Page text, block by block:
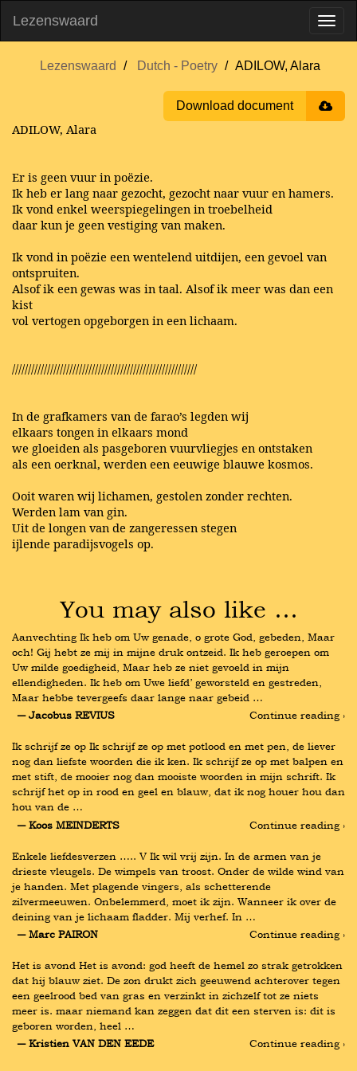
Lezenswaard
Lezenswaard Dutch - Poetry ADILOW, Alara
Download document
ADILOW, Alara
Er is geen vuur in poëzie.
Ik heb er lang naar gezocht, gezocht naar vuur en hamers.
Ik vond enkel weerspiegelingen in troebelheid
daar kun je geen vestiging van maken.
Ik vond in poëzie een wentelend uitdijen, een gevoel van
ontspruiten.
Alsof ik een gewas was in taal. Alsof ik meer was dan een
kist
vol vertogen opgeborgen in een lichaam.
//////////////////////////////////////////////////////////
In de grafkamers van de farao’s legden wij
elkaars tongen in elkaars mond
we gloeiden als pasgeboren vuurvliegjes en ontstaken
als een oerknal, werden een eeuwige blauwe kosmos.
Ooit waren wij lichamen, gestolen zonder rechten.
Werden lam van gin.
Uit de longen van de zangeressen stegen
ijlende paradijsvogels op.
You may also like …
Aanvechting Ik heb om Uw genade, o grote God, gebeden, Maar
och! Gij hebt ze mij in mijne druk ontzeid. Ik heb geroepen om
Uw milde goedigheid, Maar heb ze niet gevoeld in mijn
ellendigheden. Ik heb om Uwe liefd’ geworsteld en gestreden,
Maar hebbe tevergeefs daar lange naar gebeid …
― Jacobus REVIUS
Continue reading ›
Ik schrijf ze op Ik schrijf ze op met potlood en met pen, de liever
nog dan liefste woorden die ik ken. Ik schrijf ze op met balpen en
met stift, de mooier nog dan mooiste woorden in mijn schrift. Ik
schrijf het op in rood en geel en blauw, dat ik nog houer hou dan
hou van de …
― Koos MEINDERTS
Continue reading ›
Enkele liefdesverzen ….. V Ik wil vrij zijn. In de armen van je
drieste vleugels. De wimpels van troost. Onder de wilde wind van
je handen. Met plagende vingers, als schetterende
zilvermeeuwen. Onbelemmerd, moet ik zijn. Wanneer ik over de
deining van je lichaam fladder. Mij verhef. In …
― Marc PAIRON
Continue reading ›
Het is avond Het is avond: god heeft de hemel zo strak getrokken
dat hij blauw ziet. De zon drukt zich geeuwend achterover tegen
een geelrood bed van gras en verzinkt in zichzelf tot ze niets
meer is. maar niemand kan zeggen dat dit een sterven is: dit is
geboren worden, heel …
― Kristien VAN DEN EEDE
Continue reading ›